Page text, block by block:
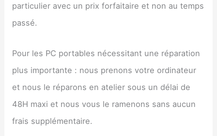
particulier avec un prix forfaitaire et non au temps
passé.
Pour les PC portables nécessitant une réparation
plus importante : nous prenons votre ordinateur
et nous le réparons en atelier sous un délai de
48H maxi et nous vous le ramenons sans aucun
frais supplémentaire.